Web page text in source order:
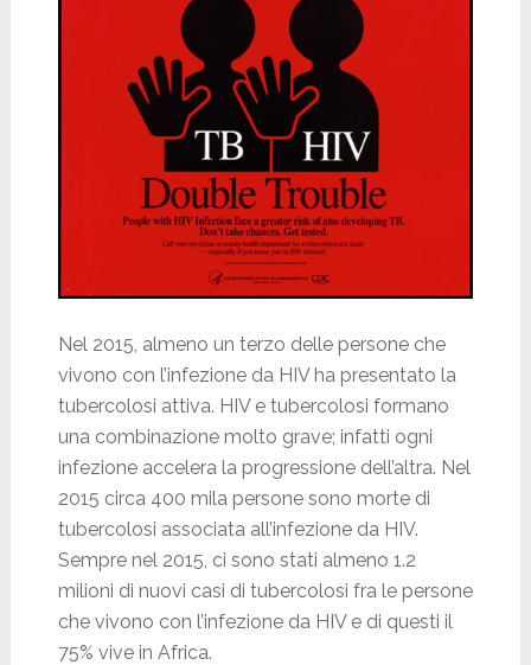
Nel 2015, almeno un terzo delle persone che
vivono con l’infezione da HIV ha presentato la
tubercolosi attiva. HIV e tubercolosi formano
una combinazione molto grave; infatti ogni
infezione accelera la progressione dell’altra. Nel
2015 circa 400 mila persone sono morte di
tubercolosi associata all’infezione da HIV.
Sempre nel 2015, ci sono stati almeno 1.2
milioni di nuovi casi di tubercolosi fra le persone
che vivono con l’infezione da HIV e di questi il
75% vive in Africa.